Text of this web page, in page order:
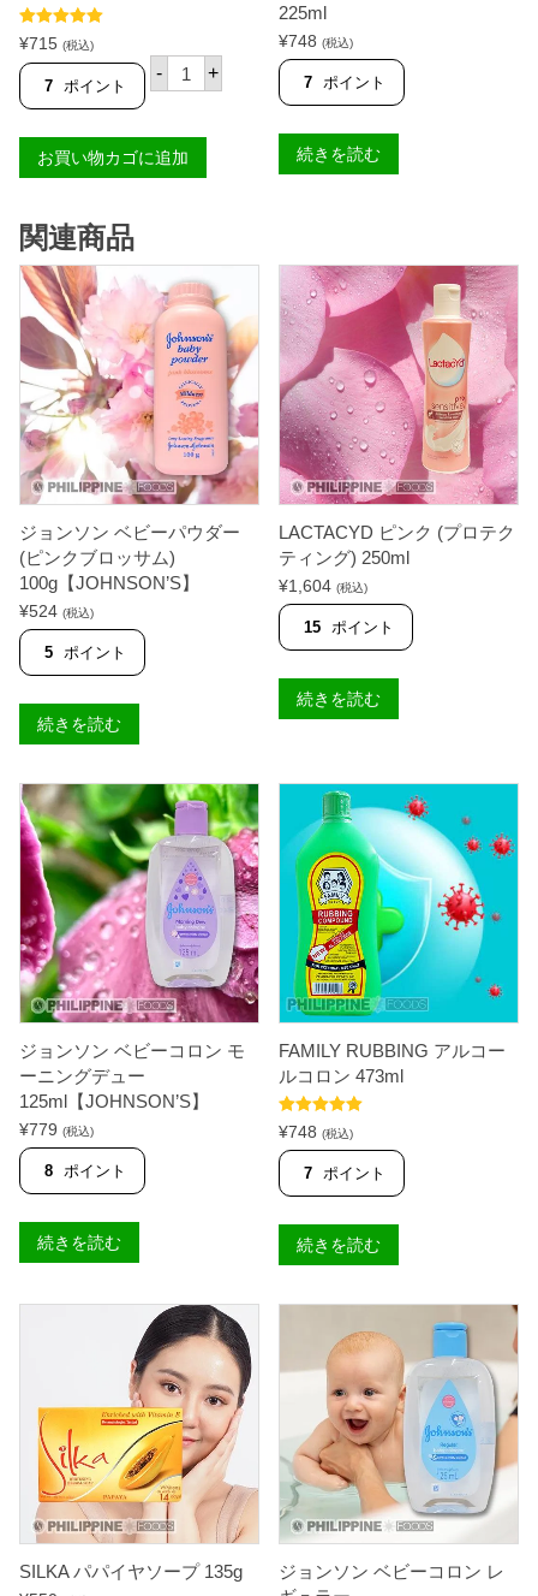
5段階中5.00
の評価
¥715 (税込)
7 ポイント
- E
N
O
L
2
5
m
l
個
+
お買い物カゴに追加
225ml
¥748 (税込)
7 ポイント
続きを読む
関連商品
ジョンソン ベビーパウダー
(ピンクブロッサム)
100g【JOHNSON’S】
¥524 (税込)
5 ポイント
続きを読む
LACTACYD ピンク (プロテク
ティング) 250ml
¥1,604 (税込)
15 ポイント
続きを読む
ジョンソン ベビーコロン モ
ーニングデュー
125ml【JOHNSON’S】
¥779 (税込)
8 ポイント
続きを読む
FAMILY RUBBING アルコー
ルコロン 473ml
5段階中5.00
の評価
¥748 (税込)
7 ポイント
続きを読む
SILKA パパイヤソープ 135g
ジョンソン ベビーコロン レ